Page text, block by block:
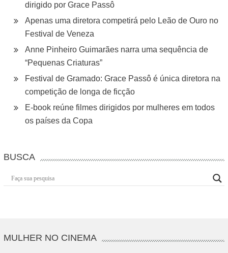
dirigido por Grace Passô
Apenas uma diretora competirá pelo Leão de Ouro no
Festival de Veneza
Anne Pinheiro Guimarães narra uma sequência de
“Pequenas Criaturas”
Festival de Gramado: Grace Passô é única diretora na
competição de longa de ficção
E-book reúne filmes dirigidos por mulheres em todos
os países da Copa
BUSCA
MULHER NO CINEMA